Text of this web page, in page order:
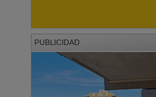
PUBLICIDAD